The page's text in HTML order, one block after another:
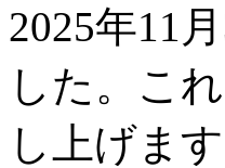
2025年11
した。こ
し上げます